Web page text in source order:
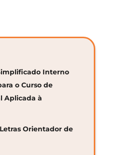
Interno
o Curso de
Aplicada à
Orientador de